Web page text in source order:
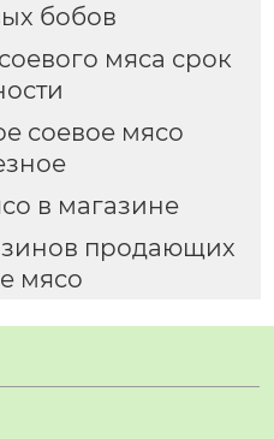
бобов
мяса срок
соевое мясо
в магазине
продающих
мясо